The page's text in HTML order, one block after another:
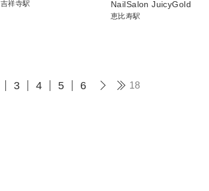
吉祥寺駅
NailSalon JuicyGold
恵比寿駅
3 4 5 6 18